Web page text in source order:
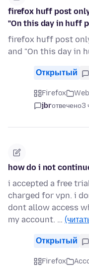
firefox huff post
"On this day in huff
firefox huff post
and "On this day in
Открытый
Firefox
jbrотвечено3
how do i not
i accepted a free
charged for vpn. i
dont allow access
my account. …
Открытый
Firefox